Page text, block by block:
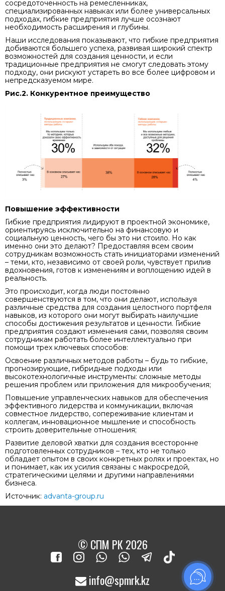
сосредоточенность на ремесленниках,
специализированных навыках или более универсальных
подходах, гибкие предприятия лучше осознают
необходимость расширения и глубины.
Наши исследования показывают, что гибкие предприятия
добиваются большего успеха, развивая широкий спектр
возможностей для создания ценности, и если
традиционные предприятия не смогут следовать этому
подходу, они рискуют устареть во все более цифровом и
непредсказуемом мире.
Рис.2. Конкурентное преимущество
Повышение эффективности
Гибкие предприятия лидируют в проектной экономике,
ориентируясь исключительно на финансовую и
социальную ценность, чего бы это ни стоило. Но как
именно они это делают? Предоставляя всем своим
сотрудникам возможность стать инициаторами изменений
– теми, кто, независимо от своей роли, чувствует прилив
вдохновения, готов к изменениям и воплощению идей в
реальность.
Это происходит, когда люди постоянно
совершенствуются в том, что они делают, используя
различные средства для создания целостного портфеля
навыков, из которого они могут выбирать наилучшие
способы достижения результатов и ценности. Гибкие
предприятия создают изменения сами, позволяя своим
сотрудникам работать более интеллектуально при
помощи трех ключевых способов:
Освоение различных методов работы – будь то гибкие,
прогнозирующие, гибридные подходы или
высокотехнологичные инструменты: сложные методы
решения проблем или приложения для микрообучения;
Повышение управленческих навыков для обеспечения
эффективного лидерства и коммуникации, включая
совместное лидерство, сопереживание клиентам и
коллегам, инновационное мышление и способность
строить доверительные отношения;
Развитие деловой хватки для создания всесторонне
подготовленных сотрудников – тех, кто не только
обладает опытом в своих конкретных ролях и проектах, но
и понимает, как их усилия связаны с макросредой,
стратегическими целями и другими направлениями
бизнеса.
Источник: advanta-group.ru
© СПМ РК 2026
info@spmrk.kz